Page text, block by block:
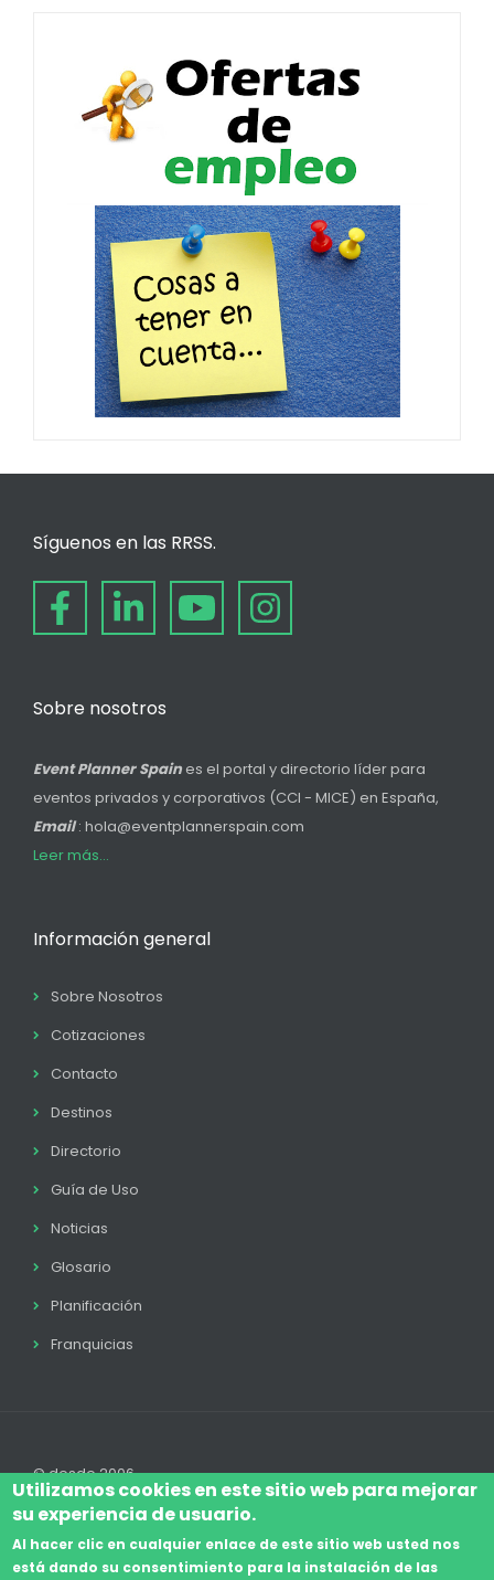
Síguenos en las RRSS.
Sobre nosotros
Event Planner Spain es el portal y directorio líder para
eventos privados y corporativos (CCI - MICE) en España,
Email: hola@eventplannerspain.com
Leer más...
Información general
Sobre Nosotros
Cotizaciones
Contacto
Destinos
Directorio
Guía de Uso
Noticias
Glosario
Planificación
Franquicias
© desde 2006
Utilizamos cookies en este sitio web para mejorar
su experiencia de usuario.
Al hacer clic en cualquier enlace de este sitio web usted nos
está dando su consentimiento para la instalación de las